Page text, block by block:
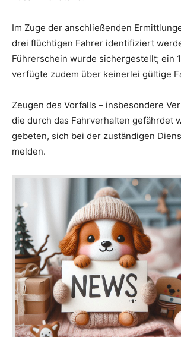
Im Zuge der anschließenden
drei flüchtigen Fahrer identifiziert
Führerschein wurde sichergestellt; ein
verfügte zudem über keinerlei gültige
Zeugen des Vorfalls – insbesondere
die durch das Fahrverhalten gefährdet
gebeten, sich bei der zuständigen
melden.